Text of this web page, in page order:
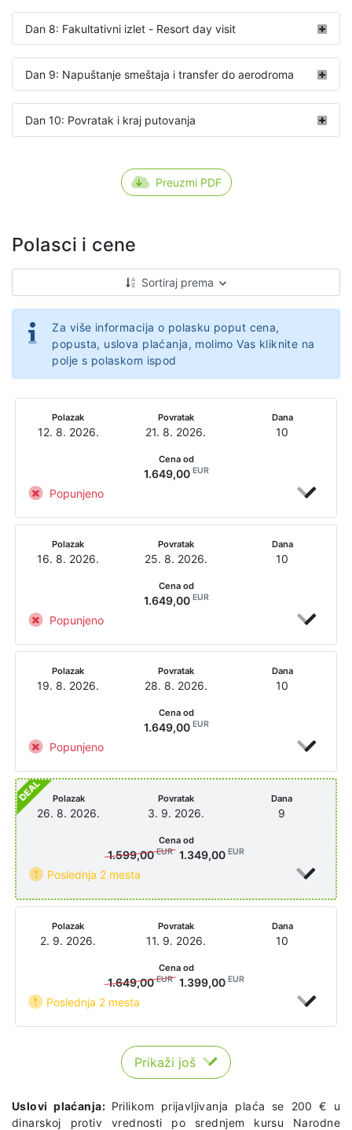
Dan 8: Fakultativni izlet - Resort day visit
Dan 9: Napuštanje smeštaja i transfer do aerodroma
Dan 10: Povratak i kraj putovanja
Preuzmi PDF
Polasci i cene
Sortiraj prema
Za više informacija o polasku poput cena,
popusta, uslova plaćanja, molimo Vas kliknite na
polje s polaskom ispod
Polazak
12. 8. 2026.
Povratak
21. 8. 2026.
Dana
10
Popunjeno
Cena od
1.649,00 EUR
Polazak
16. 8. 2026.
Povratak
25. 8. 2026.
Dana
10
Popunjeno
Cena od
1.649,00 EUR
Polazak
19. 8. 2026.
Povratak
28. 8. 2026.
Dana
10
Popunjeno
Cena od
1.649,00 EUR
Polazak
26. 8. 2026.
Povratak
3. 9. 2026.
Dana
9
Poslednja 2 mesta
Cena od
1.599,00EUR 1.349,00 EUR
Polazak
2. 9. 2026.
Povratak
11. 9. 2026.
Dana
10
Poslednja 2 mesta
Cena od
1.649,00EUR 1.399,00 EUR
Prikaži još
Uslovi plaćanja: Prilikom prijavljivanja plaća se 200 € u
dinarskoj protiv vrednosti po srednjem kursu Narodne